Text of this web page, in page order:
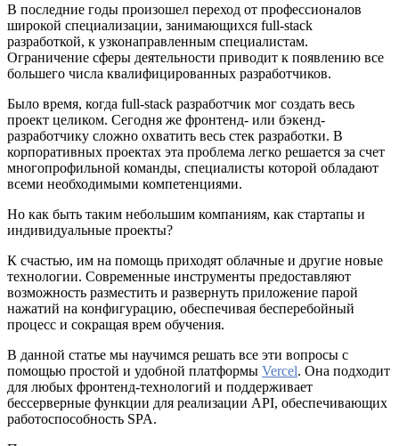
В последние годы произошел переход от профессионалов
широкой специализации, занимающихся full-stack
разработкой, к узконаправленным специалистам.
Ограничение сферы деятельности приводит к появлению все
большего числа квалифицированных разработчиков.
Было время, когда full-stack разработчик мог создать весь
проект целиком. Сегодня же фронтенд- или бэкенд-
разработчику сложно охватить весь стек разработки. В
корпоративных проектах эта проблема легко решается за счет
многопрофильной команды, специалисты которой обладают
всеми необходимыми компетенциями.
Но как быть таким небольшим компаниям, как стартапы и
индивидуальные проекты?
К счастью, им на помощь приходят облачные и другие новые
технологии. Современные инструменты предоставляют
возможность разместить и развернуть приложение парой
нажатий на конфигурацию, обеспечивая бесперебойный
процесс и сокращая врем обучения.
В данной статье мы научимся решать все эти вопросы с
помощью простой и удобной платформы Vercel. Она подходит
для любых фронтенд-технологий и поддерживает
бессерверные функции для реализации API, обеспечивающих
работоспособность SPA.